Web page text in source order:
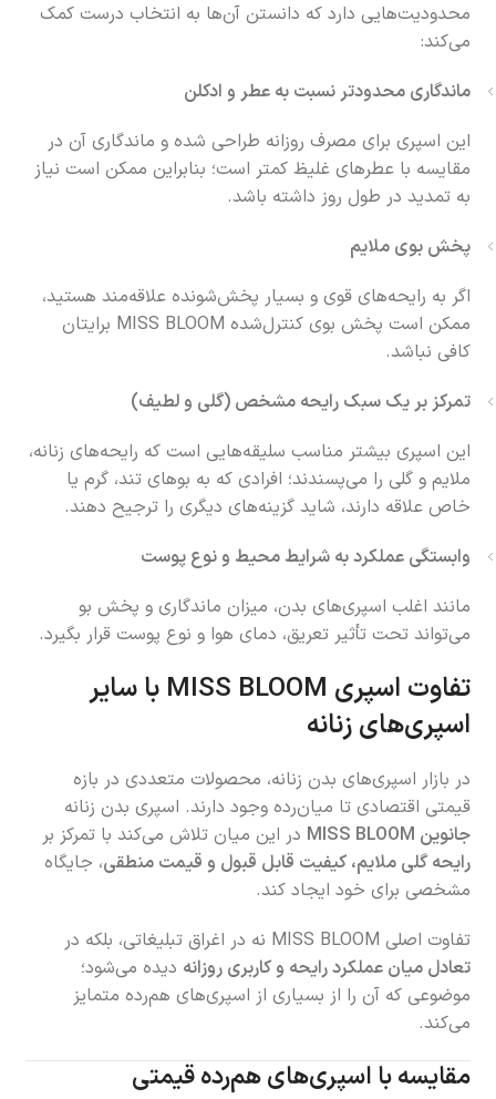
محدودیت‌هایی دارد که دانستن آن‌ها به انتخاب درست کمک
می‌کند:
ماندگاری محدودتر نسبت به عطر و ادکلن
این اسپری برای مصرف روزانه طراحی شده و ماندگاری آن در
مقایسه با عطرهای غلیظ کمتر است؛ بنابراین ممکن است نیاز
به تمدید در طول روز داشته باشد.
پخش بوی ملایم
اگر به رایحه‌های قوی و بسیار پخش‌شونده علاقه‌مند هستید،
ممکن است پخش بوی کنترل‌شده MISS BLOOM برایتان
کافی نباشد.
تمرکز بر یک سبک رایحه مشخص (گلی و لطیف)
این اسپری بیشتر مناسب سلیقه‌هایی است که رایحه‌های زنانه،
ملایم و گلی را می‌پسندند؛ افرادی که به بوهای تند، گرم یا
خاص علاقه دارند، شاید گزینه‌های دیگری را ترجیح دهند.
وابستگی عملکرد به شرایط محیط و نوع پوست
مانند اغلب اسپری‌های بدن، میزان ماندگاری و پخش بو
می‌تواند تحت تأثیر تعریق، دمای هوا و نوع پوست قرار بگیرد.
تفاوت اسپری MISS BLOOM با سایر
اسپری‌های زنانه
در بازار اسپری‌های بدن زنانه، محصولات متعددی در بازه
قیمتی اقتصادی تا میان‌رده وجود دارند. اسپری بدن زنانه
جانوین MISS BLOOM
در این میان تلاش می‌کند با تمرکز بر
رایحه گلی ملایم، کیفیت قابل قبول و قیمت منطقی، جایگاه
مشخصی برای خود ایجاد کند.
تفاوت اصلی MISS BLOOM نه در اغراق تبلیغاتی، بلکه در
تعادل میان عملکرد رایحه و کاربری روزانه دیده می‌شود؛
موضوعی که آن را از بسیاری از اسپری‌های هم‌رده متمایز
می‌کند.
مقایسه با اسپری‌های هم‌رده قیمتی